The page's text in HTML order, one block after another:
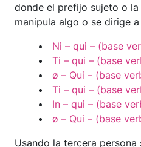
donde el prefijo sujeto o
manipula algo o se dirige a
Ni – qui – (base
Ti – qui – (base
ø – Qui – (base
Ti – qui – (base
In – qui – (base
ø – Qui – (base
Usando la tercera